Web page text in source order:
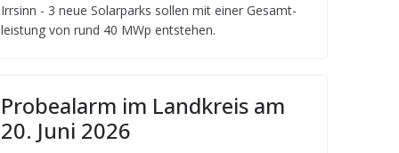
Irr­sinn - 3 neue Solar­parks sol­len mit einer Gesamt­
leis­tung von rund 40 MWp entstehen.
Pro­be­alarm im Land­kreis am
20. Juni 2026